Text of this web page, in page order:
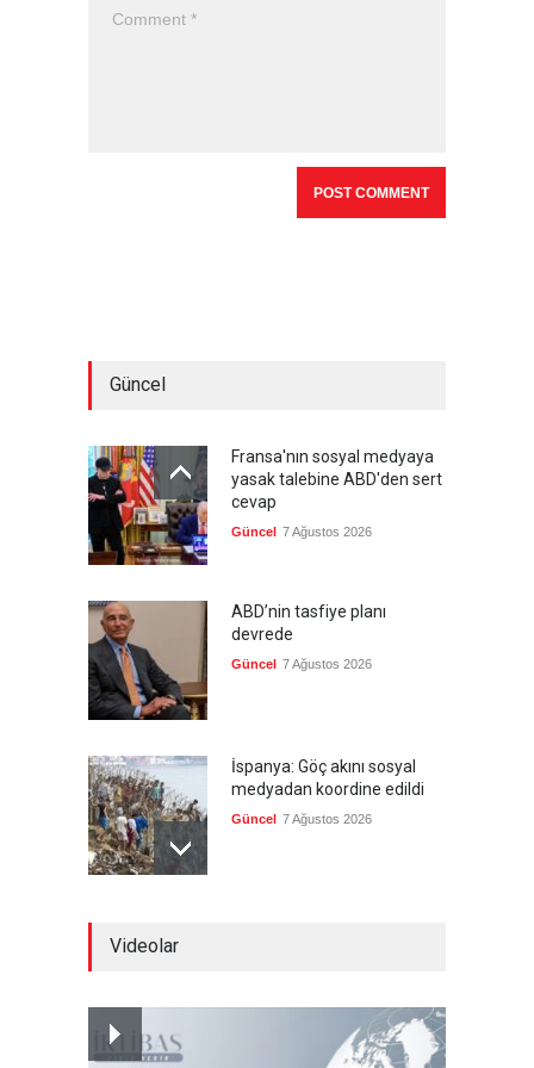
Güncel
Fransa'nın sosyal medyaya
yasak talebine ABD'den sert
cevap
Güncel 7 Ağustos 2026
ABD’nin tasfiye planı
devrede
Güncel 7 Ağustos 2026
İspanya: Göç akını sosyal
medyadan koordine edildi
Güncel 7 Ağustos 2026
Videolar